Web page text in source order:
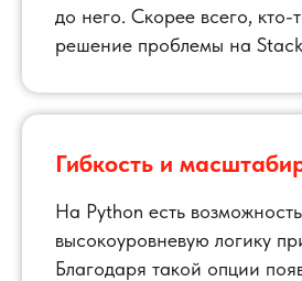
до него. Скорее всего, кто-
решение проблемы на
Гибкость и
На Python есть
высокоуровневую логику
Благодаря такой опции